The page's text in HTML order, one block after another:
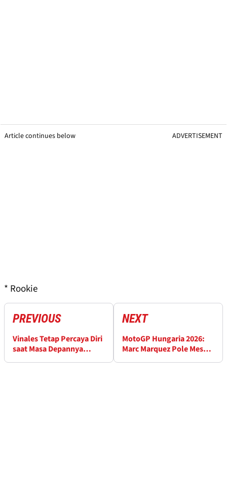
Article continues below ADVERTISEMENT
* Rookie
PREVIOUS
Vinales Tetap Percaya Diri
saat Masa Depannya
Dipertanyakan
NEXT
MotoGP Hungaria 2026:
Marc Marquez Pole Meski
Sempat Jatuh